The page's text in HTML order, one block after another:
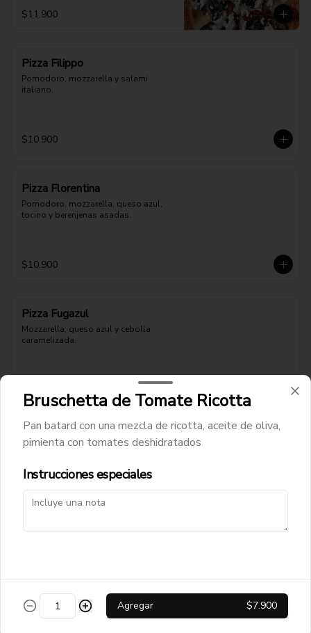
$11.900
Pizza Filippo
Pomodoro, mozzarella y salami
italiano.
$10.900
Pizza Florentina
Pomodoro, mozzarella, queso azul,
tocino y berenjenas asadas.
$10.900
Pizza Fugazul
Mozzarella, queso azul y cebolla
caramelizada.
Pizza Fugaronni
Pomodoro, mozzarella, jamón cocido,
Bruschetta de Tomate Ricotta
Pan batard con una mezcla de ricotta, aceite de oliva,
pimienta con tomates deshidratados
Instrucciones especiales
Agregar $7.900